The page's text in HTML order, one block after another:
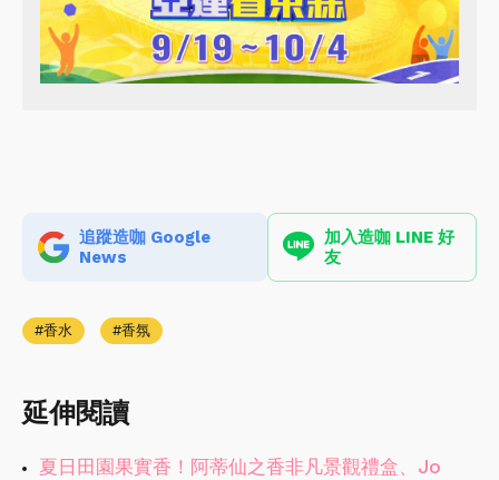
追蹤造咖 Google
News
加入造咖 LINE 好
友
香水 香氛
延伸閱讀
夏日田園果實香！阿蒂仙之香非凡景觀禮盒、Jo